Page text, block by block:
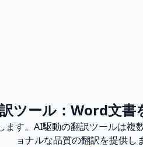
ツール：Word文書
す。AI駆動の翻訳ツールは
ョナルな品質の翻訳を提供し